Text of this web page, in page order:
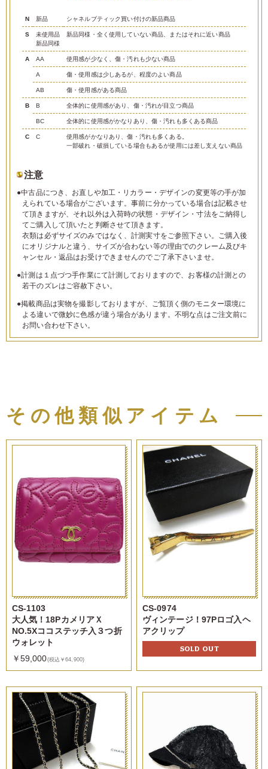
N 新品 シャネルブティック買い付けの新品商品
S
未使用品
新品同様
新品同様・全く使用していない商品、またはそれに近い商品
A AA 使用感が少なく、傷・汚れも少ない商品
A 傷・使用感は少しあるが、程度のよい商品
AB 傷・使用感がある商品
B B 全体的に使用感があり、傷・汚れが目立つ商品
BC 全体的に使用感がかなりあり、傷・汚れも多くある商品
C C
使用感がかなりあり、傷・汚れも多くある。
一部破れ・破損している場合もあるが使用には差し支えない商品
注意
●中古品につき、お直しや加工・リカラー・デザインの変更等の手が加
えられている場合がございます。事前に分かっている場合は記載させ
て頂きますが、それ以外は入荷時の状態・デザイン・寸法をご納得し
てご購入して頂いたと判断させて頂きます。
衣類は必ずサイズのみではなく、計測実寸をご参照下さい。ご購入後
にオリジナルと違う、サイズが合わない等の理由でのクレーム及びキ
ャンセル・返品はお受けできませんのでご了承下さいませ。
●計測は１点づつ手作業にて計測しておりますので、お客様の計測との
若干のズレはご容赦下さい。
●掲載商品は実物を撮影しておりますが、ご覧頂く側のモニター環境に
よる違いで微妙に色感が違う場合があります。不明な点はご注文前に
お問い合わせ下さい。
その他類似アイテム
CS-1103
大人気！18PカメリアＸ
NO.5Xココステッチ入３つ折
ウォレット
￥59,000(税込￥64,900)
CS-0974
ヴィンテージ！97Pロゴ入ヘ
アクリップ
SOLD OUT